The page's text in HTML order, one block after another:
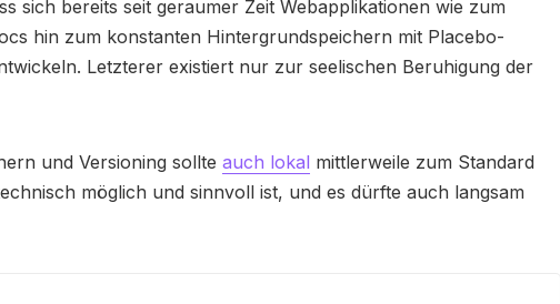
sich bereits seit geraumer Zeit Webapplikationen wie zum
hin zum konstanten Hintergrundspeichern mit Placebo-
Letzterer existiert nur zur seelischen Beruhigung der
und Versioning sollte auch lokal mittlerweile zum Standard
möglich und sinnvoll ist, und es dürfte auch langsam